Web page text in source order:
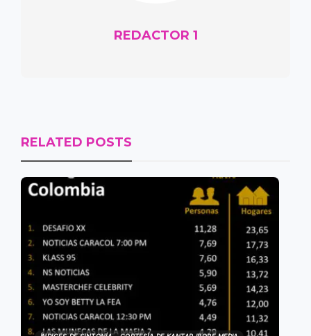
REDACTOR 1
RELATED POSTS